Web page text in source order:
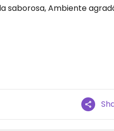
saborosa, Ambiente